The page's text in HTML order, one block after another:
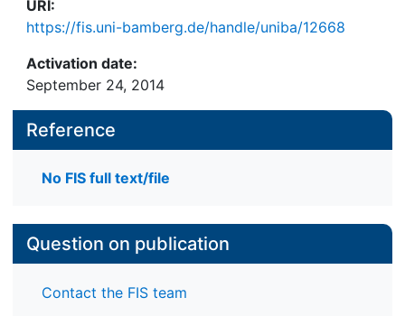
URI:
https://fis.uni-bamberg.de/handle/uniba/12668
Activation date:
September 24, 2014
Reference
No FIS full text/file
Question on publication
Contact the FIS team